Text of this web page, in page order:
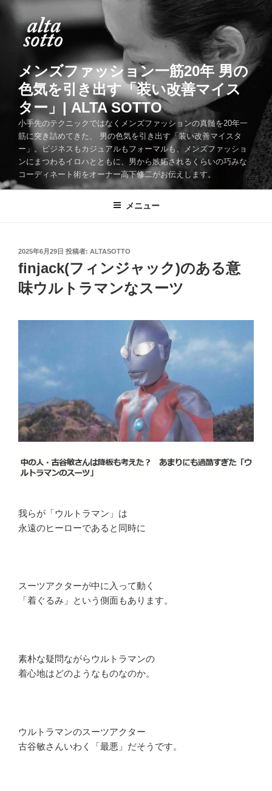
メンズファッション一筋20年 男の
色気を引き出す「装い改善マイス
ター」| ALTA SOTTO
小手先のテクニックではなくメンズファッションの真髄を20年一
筋に突き詰めてきた、 男の色気を引き出す「装い改善マイスタ
ー」。ビジネスもカジュアルもフォーマルも、メンズファッショ
ンにまつわるイロハとともに、男から嫉妬されるくらいの巧みな
コーディネート術をオーナー高下修二がお伝えします。
メニュー
投
稿
日:
2025年6月29日 投稿者: ALTASOTTO
finjack(フィンジャック)のある意
味ウルトラマンなスーツ
我らが「ウルトラマン」は
永遠のヒーローであると同時に
スーツアクターが中に入って動く
「着ぐるみ」という側面もあります。
素朴な疑問ながらウルトラマンの
着心地はどのようなものなのか。
ウルトラマンのスーツアクター
古谷敏さんいわく「最悪」だそうです。